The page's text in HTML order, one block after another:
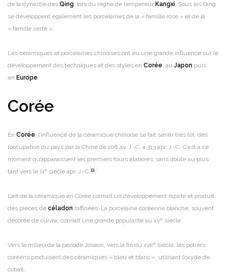
de la dynastie des Qing, lors du règne de l’empereur Kangxi. Sous les Qing
se développent également les porcelaines de la « famille rose » et de la
« famille verte ».
Les céramiques et porcelaines chinoises ont eu une grande influence sur le
développement des techniques et des styles en Corée, au Japon puis
en Europe.
Corée
En Corée, l’influence de la céramique chinoise se fait sentir très tôt, dès
l’occupation du pays par la Chine de 108 av. J.-C. à 313 apr. J.-C. C’est à ce
moment qu’apparaissent les premiers fours élaborés, sans doute au plus
tard vers le iii e siècle apr. J.-C.11 .
L’art de la céramique en Corée connaît un développement rapide et produit
des pièces de céladon raffinées. La porcelaine coréenne blanche, souvent
décorée de cuivre, connaît une grande popularité au xve siècle.
Vers le milieu de la période Joseon, vers la fin du xvii e siècle, les potiers
coréens produisent des céramiques « bleu et blanc », utilisant l’oxyde de
cobalt.